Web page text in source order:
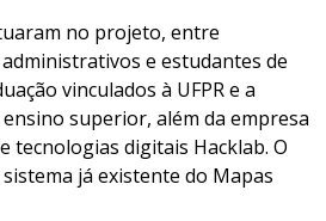
no projeto, entre
e estudantes de
vinculados à UFPR e a
superior, além da empresa
tecnologias digitais Hacklab. O
já existente do Mapas